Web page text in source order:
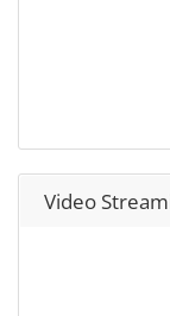
Video